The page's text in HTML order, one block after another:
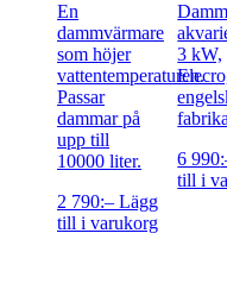
En
dammvärmare
som höjer
vattentemperaturen.
Passar
dammar på
upp till
10000 liter.
2 790:– Lägg
till i varukorg
3 kW,
6 990
till i